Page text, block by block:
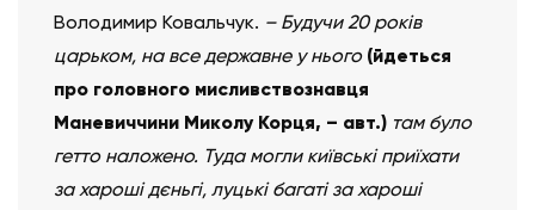
Володимир Ковальчук. – Будучи 20 років
царьком, на все державне у нього (йдеться
про головного мисливствознавця
Маневиччини Миколу Корця, – авт.) там було
гетто наложено. Туда могли київські приїхати
за хароші дєньгі, луцькі багаті за хароші